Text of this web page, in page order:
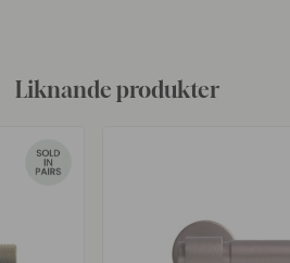
Liknande produkter